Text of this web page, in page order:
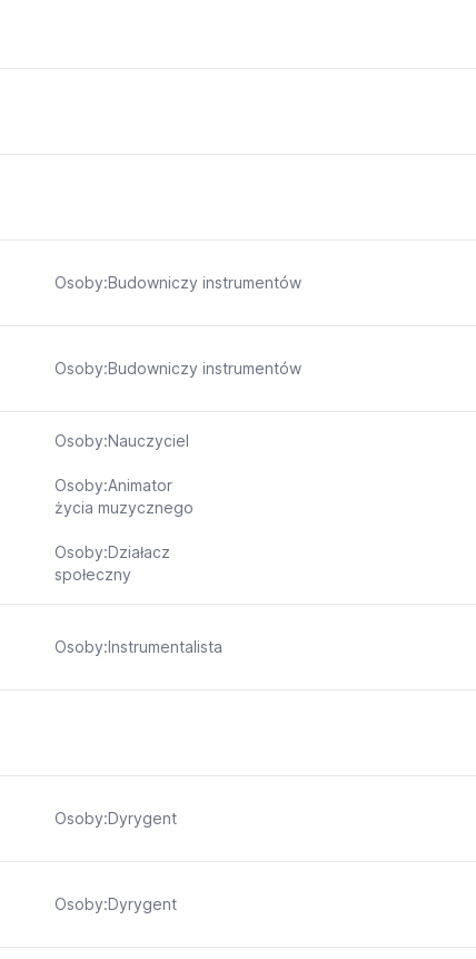
Osoby:Budowniczy instrumentów
Osoby:Budowniczy instrumentów
Osoby:Nauczyciel
Osoby:Animator
życia muzycznego
Osoby:Działacz
społeczny
Osoby:Instrumentalista
Osoby:Dyrygent
Osoby:Dyrygent